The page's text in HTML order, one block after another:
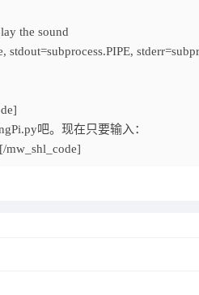
the sound
吧。现在只要输入：
mw_shl_code]